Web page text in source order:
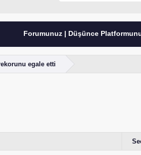
Forumunuz | Düşünce Platformunuz
egale etti